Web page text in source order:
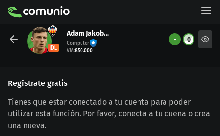
DL
Adam Jakobsen
Computer
VM:850.000
- 0
Regístrate gratis
Tienes que estar conectado a tu cuenta para poder
utilizar esta función. Por favor, conecta a tu cuena o crea
una nueva.